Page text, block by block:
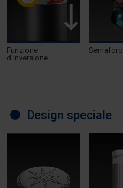
Funzione
d’inversione
Semaforo
Design speciale